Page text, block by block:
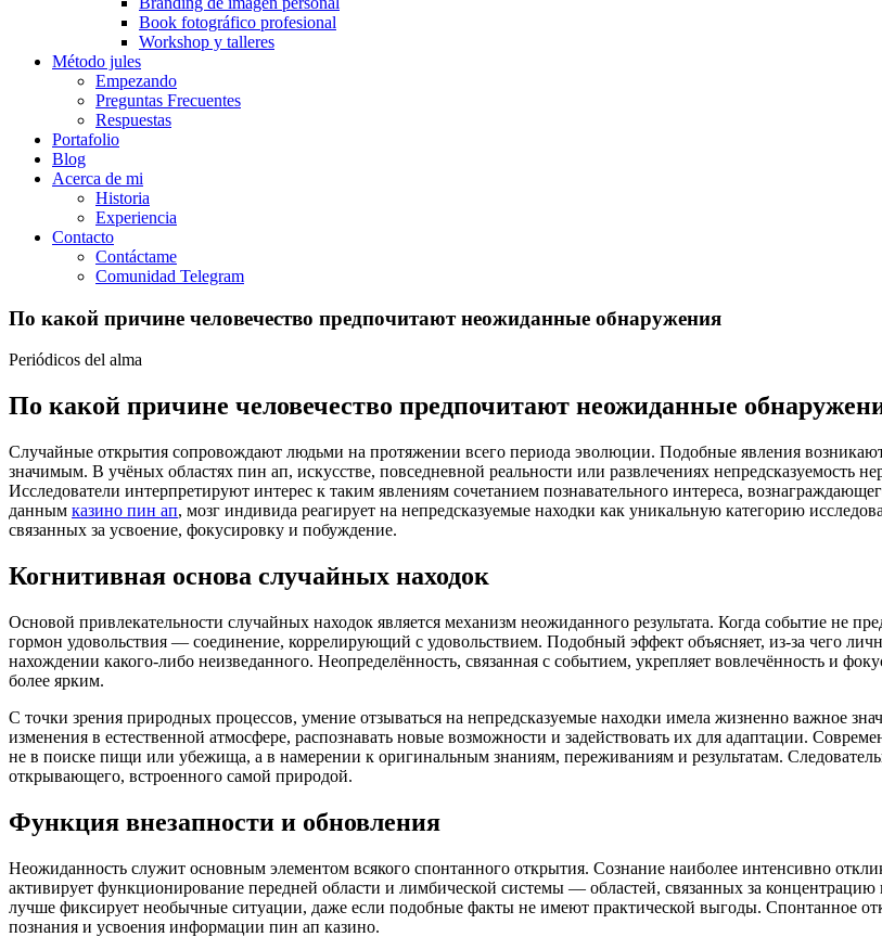
Book fotográfico profesional
Workshop y talleres
Método jules
Empezando
Preguntas Frecuentes
Respuestas
Portafolio
Blog
Acerca de mi
Historia
Experiencia
Contacto
Contáctame
Comunidad Telegram
По какой причине человечество предпочитают неожиданные обнаружения
Periódicos del alma
По какой причине человечество предпочитают неожиданные
Случайные открытия сопровождают людьми на протяжении всего периода эволюции. Подобные явления возникают
значимым. В учёных областях пин ап, искусстве, повседневной реальности или развлечениях непредсказуемость
Исследователи интерпретируют интерес к таким явлениям сочетанием познавательного интереса,
данным казино пин ап, мозг индивида реагирует на непредсказуемые находки как уникальную категорию
связанных за усвоение, фокусировку и побуждение.
Когнитивная основа случайных находок
Основой привлекательности случайных находок является механизм неожиданного результата. Когда событие не
гормон удовольствия — соединение, коррелирующий с удовольствием. Подобный эффект объясняет, из-за чего
нахождении какого-либо неизведанного. Неопределённость, связанная с событием, укрепляет вовлечённость и
более ярким.
С точки зрения природных процессов, умение отзываться на непредсказуемые находки имела жизненно важное
изменения в естественной атмосфере, распознавать новые возможности и задействовать их для адаптации.
не в поиске пищи или убежища, а в намерении к оригинальным знаниям, переживаниям и результатам.
открывающего, встроенного самой природой.
Функция внезапности и обновления
Неожиданность служит основным элементом всякого спонтанного открытия. Сознание наиболее интенсивно
активирует функционирование передней области и лимбической системы — областей, связанных за
лучше фиксирует необычные ситуации, даже если подобные факты не имеют практической выгоды. Спонтанное
познания и усвоения информации пин ап казино.